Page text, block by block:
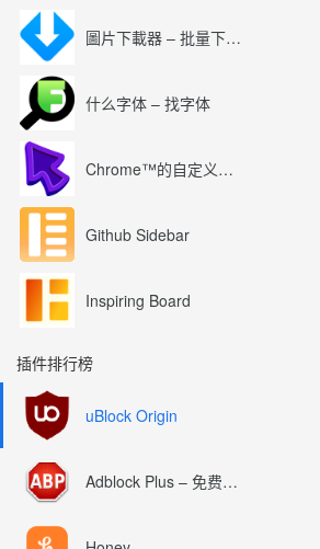
圖片下載器 – 批量下載圖片
什么字体 – 找字体
Chrome™的自定义光标
Github Sidebar
Inspiring Board
插件排行榜
uBlock Origin
Adblock Plus – 免费的广告拦截器